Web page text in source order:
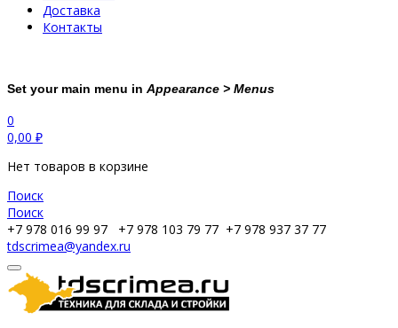
Доставка
Контакты
Set your main menu in Appearance > Menus
0
0,00 ₽
Нет товаров в корзине
Поиск
Поиск
+7 978 016 99 97
+7 978 103 79 77 +7 978 937 37 77
tdscrimea@yandex.ru